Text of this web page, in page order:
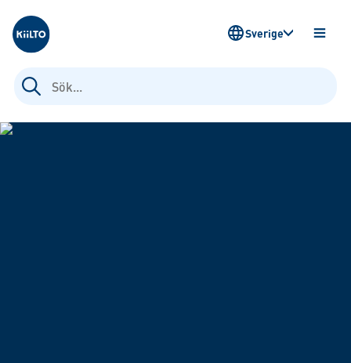
Kiilto Sweden
Sök
efter:
Sverige